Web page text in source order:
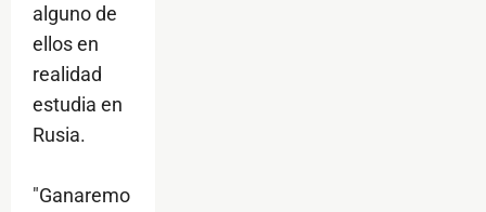
alguno de
ellos en
realidad
estudia en
Rusia.
"Ganaremo